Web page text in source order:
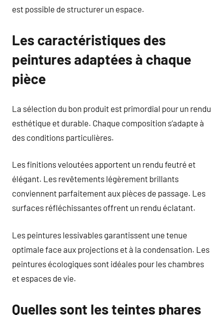
est possible de structurer un espace.
Les caractéristiques des
peintures adaptées à chaque
pièce
La sélection du bon produit est primordial pour un rendu
esthétique et durable. Chaque composition s’adapte à
des conditions particulières.
Les finitions veloutées apportent un rendu feutré et
élégant. Les revêtements légèrement brillants
conviennent parfaitement aux pièces de passage. Les
surfaces réfléchissantes offrent un rendu éclatant.
Les peintures lessivables garantissent une tenue
optimale face aux projections et à la condensation. Les
peintures écologiques sont idéales pour les chambres
et espaces de vie.
Quelles sont les teintes phares